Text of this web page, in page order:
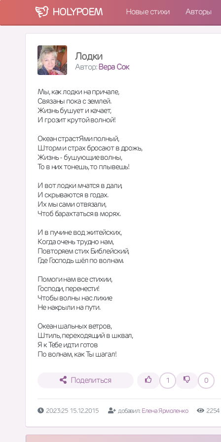
HOLYPOEM Новые стихи Авторы
Лодки
Автор:Вера Сок
Мы, как лодки на причале,
Связаны пока с землей.
Жизнь бушует и качает,
И грозит крутой волной!
Океан страстЯми полный,
Шторм и страх бросают в дрожь,
Жизнь - бушующие волны,
То в них тонешь, то плывешь!
И вот лодки мчатся в дали,
И скрываются в годах.
Их мы сами отвязали,
Чтоб барахтаться в морях.
И в пучине вод житейских,
Когда очень трудно нам,
Повторяем стих Библейский,
Где Господь шёл по волнам.
Помоги нам все стихии,
Господи, перенести!
Чтобы волны нас лихие
Не накрыли на пути.
Океан шальных ветров,
Штиль, переходящий в шквал,
Я к Тебе идти готов
По волнам, как Ты шагал!
Поделиться 1 0
20:23:25 15.12.2015 добавил: Елена Ярмоленко 2254